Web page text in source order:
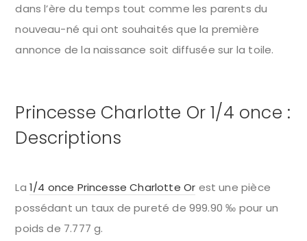
dans l’ère du temps tout comme les parents du
nouveau-né qui ont souhaités que la première
annonce de la naissance soit diffusée sur la toile.
Princesse Charlotte Or 1/4 once :
Descriptions
La1/4 once Princesse Charlotte Or est une pièce
possédant un taux de pureté de 999.90 ‰ pour un
poids de 7.777 g.